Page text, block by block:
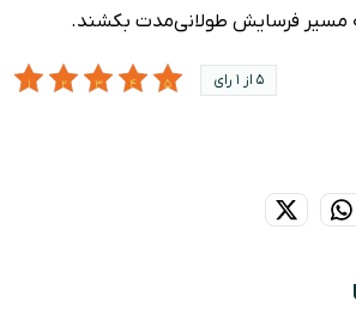
مسیر فرسایش طولانی‌مدت بکشند.
5 از 1 رای